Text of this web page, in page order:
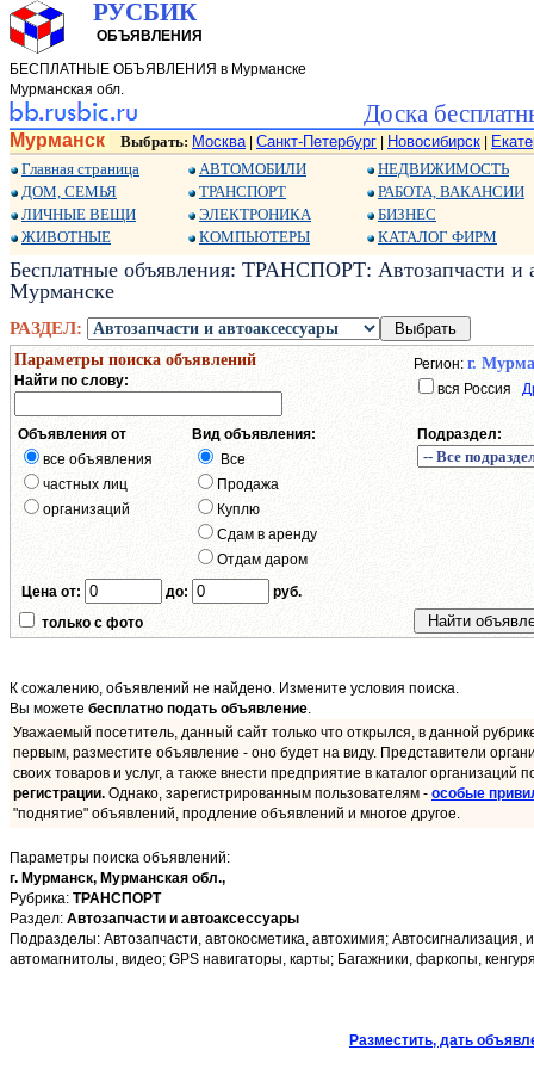
РУСБИК
ОБЪЯВЛЕНИЯ
БЕСПЛАТНЫЕ ОБЪЯВЛЕНИЯ в Мурманске
Мурманская обл.
Доска
Мурманск Выбрать: Москва| Санкт-Петербург Новосибирск
Главная страница
ДОМ, СЕМЬЯ
ЛИЧНЫЕ ВЕЩИ
ЖИВОТНЫЕ
АВТОМОБИЛИ
ТРАНСПОРТ
ЭЛЕКТРОНИКА
КОМПЬЮТЕРЫ
НЕДВИЖИМОСТЬ
РАБОТА, ВАКАНСИИ
БИЗНЕС
КАТАЛОГ ФИРМ
Бесплатные объявления: ТРАНСПОРТ: Автозапчасти и
Мурманске
РАЗДЕЛ:
Параметры поиска объявлений
Найти по слову:
Регион: г.
вся Россия
Объявления от
все объявления
частных лиц
организаций
Вид объявления:
Все
Продажа
Куплю
Сдам в аренду
Отдам даром
Подраздел:
Цена от: до:
руб.
только с фото
К сожалению, объявлений не найдено. Измените условия поиска.
Вы можете бесплатно подать объявление.
Уважаемый посетитель, данный сайт только что открылся, в данной
первым, разместите объявление - оно будет на виду. Представители
своих товаров и услуг, а также внести предприятие в каталог организаций
регистрации. Однако, зарегистрированным пользователям - особые
"поднятие" объявлений, продление объявлений и многое другое.
Параметры поиска объявлений:
г. Мурманск, Мурманская обл.,
Рубрика: ТРАНСПОРТ
Раздел: Автозапчасти и автоаксессуары
Подразделы: Автозапчасти, автокосметика, автохимия;
автомагнитолы, видео; GPS навигаторы, карты; Багажники, фаркопы,
Разместить, дать